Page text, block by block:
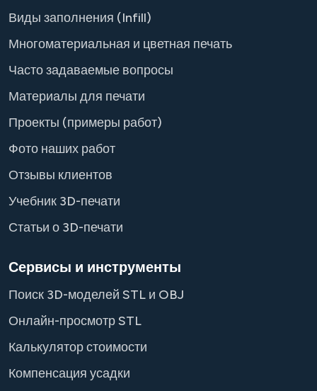
Виды заполнения (Infill)
Многоматериальная и цветная печать
Часто задаваемые вопросы
Материалы для печати
Проекты (примеры работ)
Фото наших работ
Отзывы клиентов
Учебник 3D-печати
Статьи о 3D-печати
Сервисы и инструменты
Поиск 3D-моделей STL и OBJ
Онлайн-просмотр STL
Калькулятор стоимости
Компенсация усадки